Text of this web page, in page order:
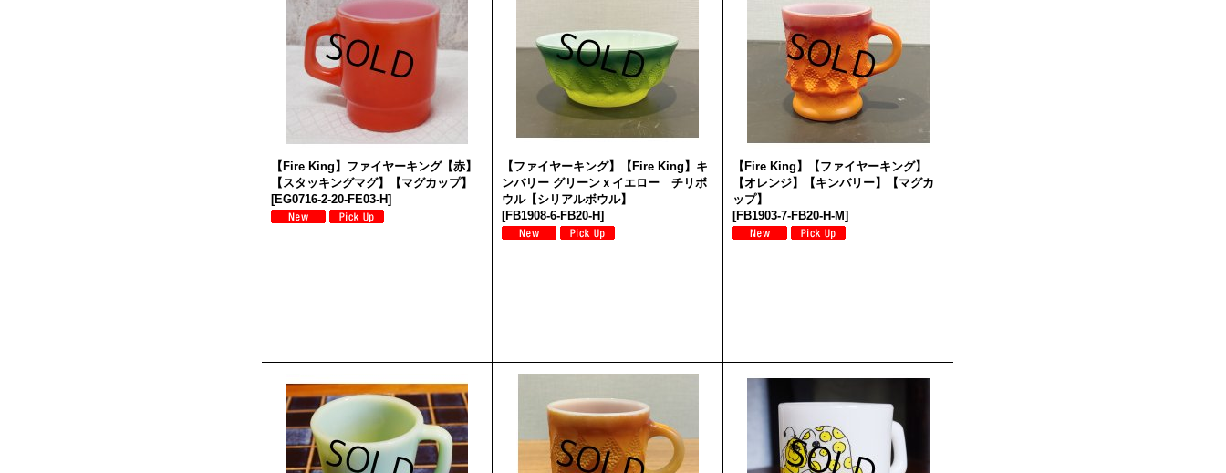
【Fire King】ファイヤーキング【赤】
【スタッキングマグ】【マグカップ】
[EG0716-2-20-FE03-H]
【ファイヤーキング】【Fire King】キ
ンバリー グリーンｘイエロー チリボ
ウル【シリアルボウル】
[FB1908-6-FB20-H]
【Fire King】【ファイヤーキング】
【オレンジ】【キンバリー】【マグカ
ップ】
[FB1903-7-FB20-H-M]